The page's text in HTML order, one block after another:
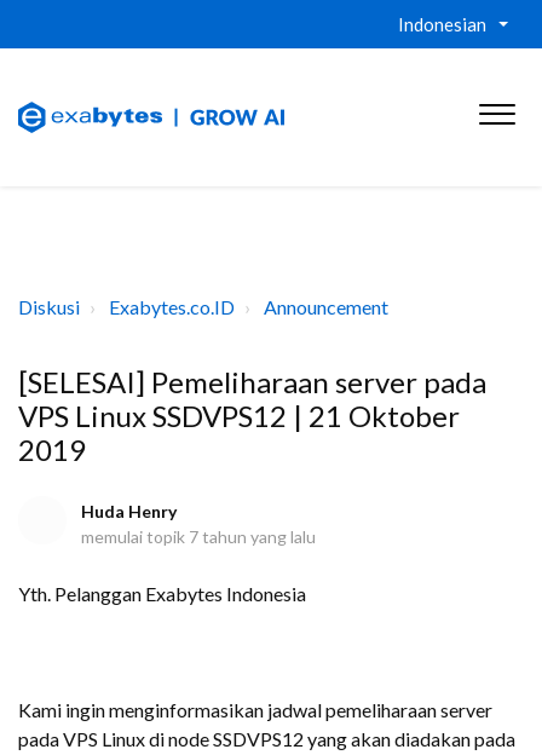
Indonesian
Diskusi Exabytes.co.ID Announcement
[SELESAI] Pemeliharaan server pada
VPS Linux SSDVPS12 | 21 Oktober
2019
Huda Henry
memulai topik 7 tahun yang lalu
Yth. Pelanggan Exabytes Indonesia
Kami ingin menginformasikan jadwal pemeliharaan server
pada VPS Linux di node SSDVPS12 yang akan diadakan pada